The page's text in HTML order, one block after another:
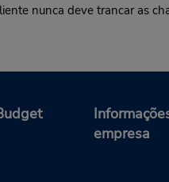
nunca deve trancar as
empresa